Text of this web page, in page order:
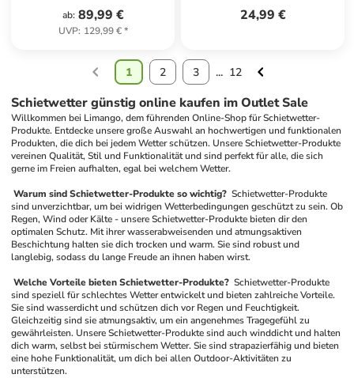
ab: 89,99 €
UVP: 129,99 €*
24,99 €
1 2 3 ... 12
Schietwetter günstig online kaufen im Outlet Sale
Willkommen bei Limango, dem führenden Online-Shop für Schietwetter-
Produkte. Entdecke unsere große Auswahl an hochwertigen und funktionalen
Produkten, die dich bei jedem Wetter schützen. Unsere Schietwetter-Produkte
vereinen Qualität, Stil und Funktionalität und sind perfekt für alle, die sich
gerne im Freien aufhalten, egal bei welchem Wetter.
Warum sind Schietwetter-Produkte so wichtig? Schietwetter-Produkte
sind unverzichtbar, um bei widrigen Wetterbedingungen geschützt zu sein. Ob
Regen, Wind oder Kälte - unsere Schietwetter-Produkte bieten dir den
optimalen Schutz. Mit ihrer wasserabweisenden und atmungsaktiven
Beschichtung halten sie dich trocken und warm. Sie sind robust und
langlebig, sodass du lange Freude an ihnen haben wirst.
Welche Vorteile bieten Schietwetter-Produkte? Schietwetter-Produkte
sind speziell für schlechtes Wetter entwickelt und bieten zahlreiche Vorteile.
Sie sind wasserdicht und schützen dich vor Regen und Feuchtigkeit.
Gleichzeitig sind sie atmungsaktiv, um ein angenehmes Tragegefühl zu
gewährleisten. Unsere Schietwetter-Produkte sind auch winddicht und halten
dich warm, selbst bei stürmischem Wetter. Sie sind strapazierfähig und bieten
eine hohe Funktionalität, um dich bei allen Outdoor-Aktivitäten zu
unterstützen.